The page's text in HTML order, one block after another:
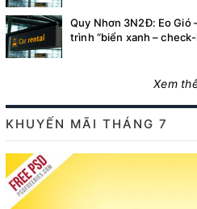
Quy Nhơn 3N2Đ: Eo Gió
trình “biển xanh –
Xem
KHUYẾN MÃI THÁNG 7